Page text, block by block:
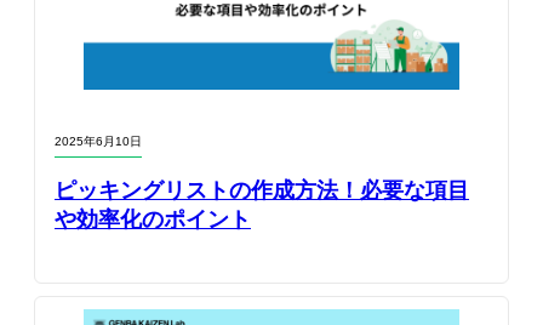
2025年6月10日
ピッキングリストの作成方法！必要な項目
や効率化のポイント